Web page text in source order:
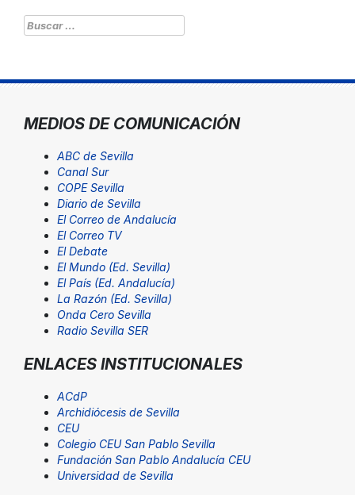
Buscar:
MEDIOS DE COMUNICACIÓN
ABC de Sevilla
Canal Sur
COPE Sevilla
Diario de Sevilla
El Correo de Andalucía
El Correo TV
El Debate
El Mundo (Ed. Sevilla)
El País (Ed. Andalucía)
La Razón (Ed. Sevilla)
Onda Cero Sevilla
Radio Sevilla SER
ENLACES INSTITUCIONALES
ACdP
Archidiócesis de Sevilla
CEU
Colegio CEU San Pablo Sevilla
Fundación San Pablo Andalucía CEU
Universidad de Sevilla